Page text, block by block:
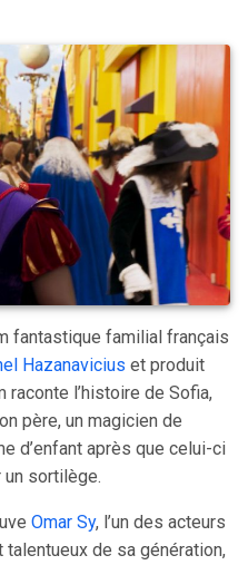
fantastique familial français
Hazanavicius et produit
l’histoire de Sofia,
père, un magicien de
d’enfant après que celui-ci
sortilège.
Omar Sy, l’un des acteurs
de sa génération,